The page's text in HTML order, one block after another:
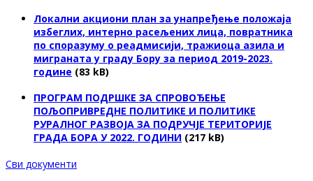
Локални акциони план за унапређење положаја
избеглих, интерно расељених лица, повратника
по споразуму о реадмисији, тражиоца азила и
миграната у граду Бору за период 2019-2023.
године (83 kB)
ПРОГРАМ ПОДРШКЕ ЗА СПРОВОЂЕЊЕ
ПОЉОПРИВРЕДНЕ ПОЛИТИКЕ И ПОЛИТИКЕ
РУРАЛНОГ РАЗВОЈА ЗА ПОДРУЧЈЕ ТЕРИТОРИЈЕ
ГРАДА БОРА У 2022. ГОДИНИ (217 kB)
Сви документи